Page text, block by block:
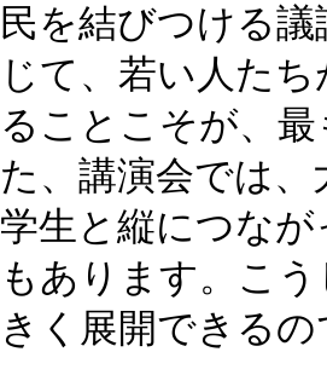
民を結びつける
じて、若い人た
ることこそが、
た、講演会では
学生と縦につな
もあります。こ
きく展開できる